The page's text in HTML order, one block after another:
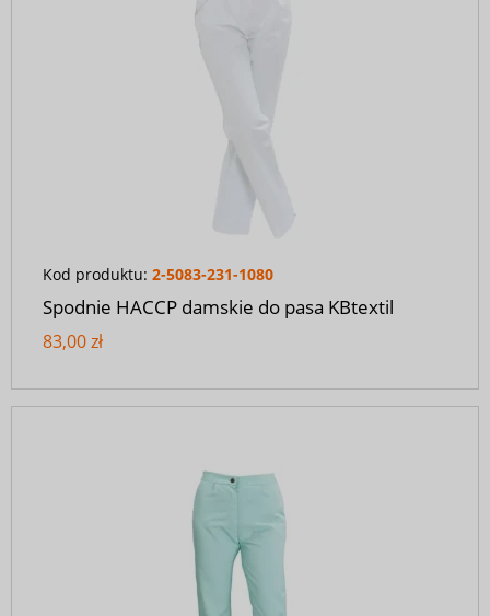
Kod produktu: 2-5083-231-1080
Spodnie HACCP damskie do pasa KBtextil
83,00 zł